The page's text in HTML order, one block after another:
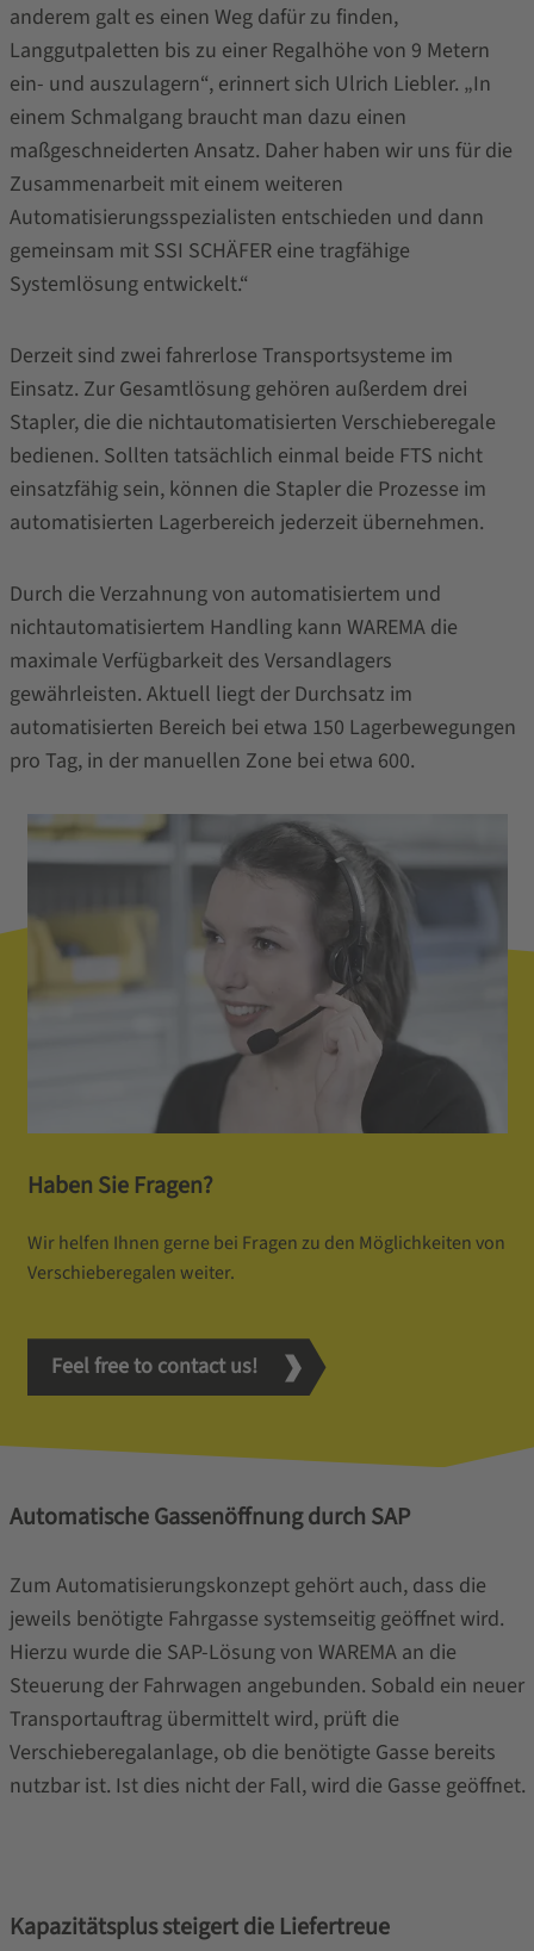
anderem galt es einen Weg dafür zu finden,
Langgutpaletten bis zu einer Regalhöhe von 9 Metern
ein- und auszulagern“, erinnert sich Ulrich Liebler. „In
einem Schmalgang braucht man dazu einen
maßgeschneiderten Ansatz. Daher haben wir uns für die
Zusammenarbeit mit einem weiteren
Automatisierungsspezialisten entschieden und dann
gemeinsam mit SSI SCHÄFER eine tragfähige
Systemlösung entwickelt.“
Derzeit sind zwei fahrerlose Transportsysteme im
Einsatz. Zur Gesamtlösung gehören außerdem drei
Stapler, die die nichtautomatisierten Verschieberegale
bedienen. Sollten tatsächlich einmal beide FTS nicht
einsatzfähig sein, können die Stapler die Prozesse im
automatisierten Lagerbereich jederzeit übernehmen.
Durch die Verzahnung von automatisiertem und
nichtautomatisiertem Handling kann WAREMA die
maximale Verfügbarkeit des Versandlagers
gewährleisten. Aktuell liegt der Durchsatz im
automatisierten Bereich bei etwa 150 Lagerbewegungen
pro Tag, in der manuellen Zone bei etwa 600.
Haben Sie Fragen?
Wir helfen Ihnen gerne bei Fragen zu den Möglichkeiten von
Verschieberegalen weiter.
Feel free to contact us!
Automatische Gassenöffnung durch SAP
Zum Automatisierungskonzept gehört auch, dass die
jeweils benötigte Fahrgasse systemseitig geöffnet wird.
Hierzu wurde die SAP-Lösung von WAREMA an die
Steuerung der Fahrwagen angebunden. Sobald ein neuer
Transportauftrag übermittelt wird, prüft die
Verschieberegalanlage, ob die benötigte Gasse bereits
nutzbar ist. Ist dies nicht der Fall, wird die Gasse geöffnet.
Kapazitätsplus steigert die Liefertreue